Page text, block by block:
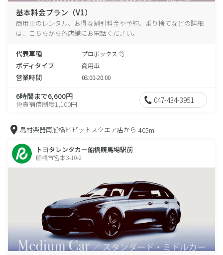
基本料金プラン（V1）
商用車のレンタル、お得な割引料金や予約、乗り捨てなどの詳細
は、こちらから各店舗にお電話ください。
代表車種 プロボックス 等
ボディタイプ 商用車
営業時間 08:00-20:00
6時間まで6,600円
免責補償制度1,100円 047-434-3951
島村楽器南船橋ビビットスクエア店から 405m
トヨタレンタカー船橋競馬場駅前
船橋市宮本3-10-2